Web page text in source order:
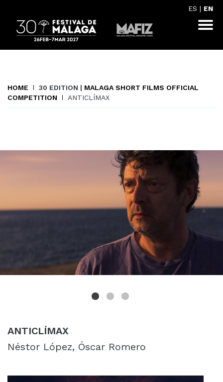
ES | EN
HOME 30 EDITION | MALAGA SHORT FILMS OFFICIAL
COMPETITION
ANTICLÍMAX
ANTICLÍMAX
Néstor López, Óscar Romero